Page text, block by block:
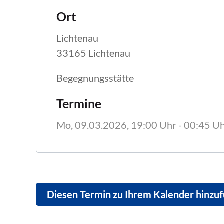
Ort
Lichtenau
33165 Lichtenau
Begegnungsstätte
Termine
Mo, 09.03.2026, 19:00 Uhr - 00:45
Diesen Termin zu Ihrem Kalender